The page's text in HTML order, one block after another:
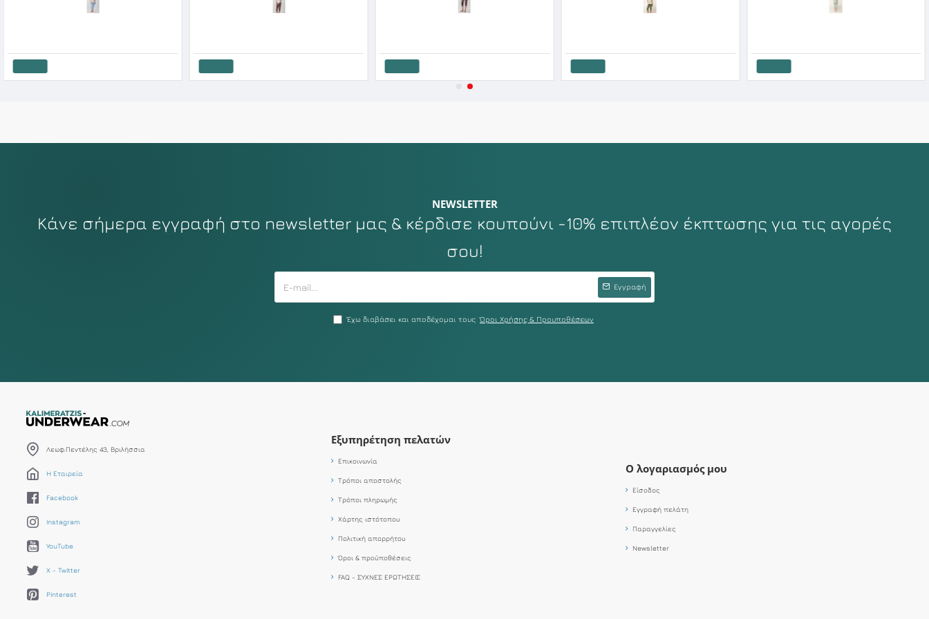
NEWSLETTER
Κάνε σήμερα εγγραφή στο newsletter μας & κέρδισε κουπούνι -10% επιπλέον έκπτωσης για τις αγορές
σου!
Εγγραφή
Έχω διαβάσει και αποδέχομαι τους Όροι Χρήσης & Προυποθέσεων
Λεωφ.Πεντέλης 43, Βριλήσσια
Η Εταιρεία
Facebook
Instagram
YouTube
X - Twitter
Pinterest
Εξυπηρέτηση πελατών
Επικοινωνία
Τρόποι αποστολής
Τρόποι πληρωμής
Χάρτης ιστότοπου
Πολιτική απορρήτου
Όροι & προϋποθέσεις
FAQ - ΣΥΧΝΕΣ ΕΡΩΤΗΣΕΙΣ
Ο λογαριασμός μου
Είσοδος
Εγγραφή πελάτη
Παραγγελίες
Newsletter